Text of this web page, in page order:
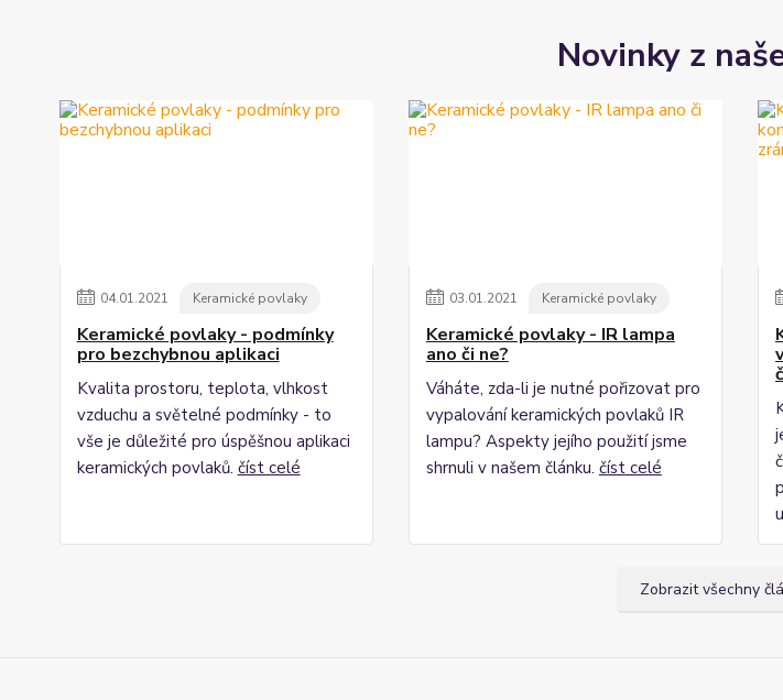
Novinky z
04.01.2021 Keramické povlaky
Keramické povlaky - podmínky
pro bezchybnou aplikaci
Kvalita prostoru, teplota, vlhkost
vzduchu a světelné podmínky - to
vše je důležité pro úspěšnou aplikaci
keramických povlaků. číst celé
03.01.2021 Keramické povlaky
Keramické povlaky - IR lampa
ano či ne?
Váháte, zda-li je nutné pořizovat pro
vypalování keramických povlaků IR
lampu? Aspekty jejího použití jsme
shrnuli v našem článku. číst celé
Zobrazit všechny